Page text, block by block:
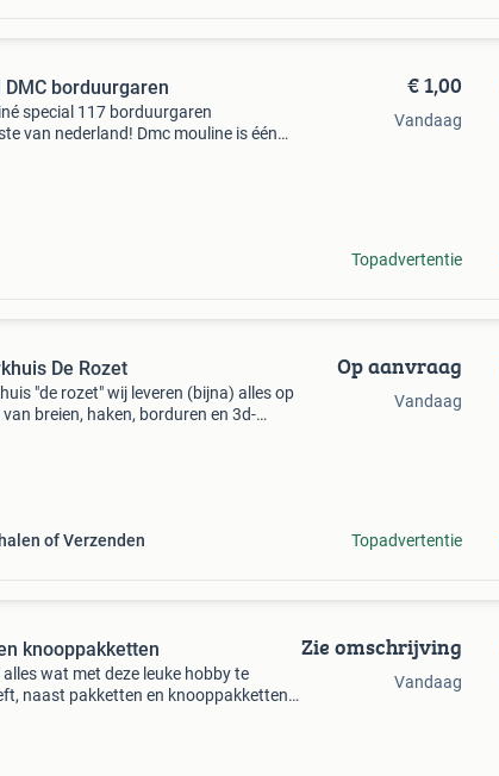
borduurgaren
special 117 borduurgaren
van nederland! Dmc mouline is één
€ 1,00
Vandaag
Topadvertentie
De Rozet
"de rozet" wij leveren (bijna) alles op
van breien, haken, borduren en 3d-
of Verzenden
Op aanvraag
Vandaag
Topadvertentie
knooppakketten
wat met deze leuke hobby te
naast pakketten en knooppakketten
Zie omschrijving
Vandaag